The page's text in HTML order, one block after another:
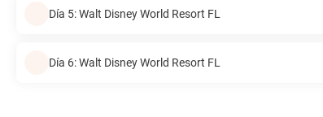
Día 5: Walt Disney World Resort FL
Día 6: Walt Disney World Resort FL